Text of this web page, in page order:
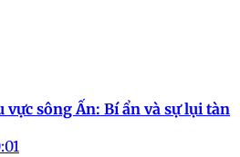
sông Ấn: Bí ẩn và sự lụi tàn